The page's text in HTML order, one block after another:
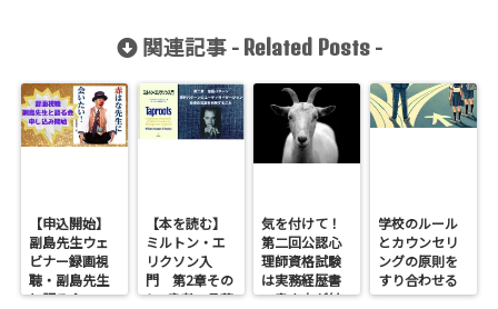
関連記事 - Related Posts-
【申込開始】
副島先生ウェ
ビナー録画視
聴・副島先生
と語る会
【本を読む】
ミルトン・エ
リクソン入
門 第2章その
1 患者の言葉
気を付けて！
第二回公認心
理師資格試験
は実務経歴書
の書き方が(な
学校のルール
とカウンセリ
ングの原則を
すり合わせる